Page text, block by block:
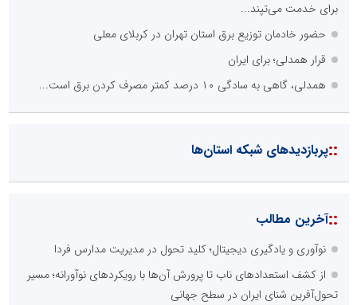
برای خدمت می‌تپند...
حضور خادمان توزیع برق استان تهران در کربلای معلی
قرار همدلی؛ برای ایران
همدلی، گاهی به سادگی ۱۰ درصد کمتر مصرف کردن برق است...
::پربازدیدهای شبکه استان‌ها
::آخرین مطالب
نوآوری و یادگیری دیجیتال؛ کلید تحول در مدیریت مدارس فردا
از کشف استعدادهای ناب تا پرورش آن‌ها با رویکردهای نوآورانه؛ مسیر
تحول‌آفرین شنای ایران در سطح جهانی